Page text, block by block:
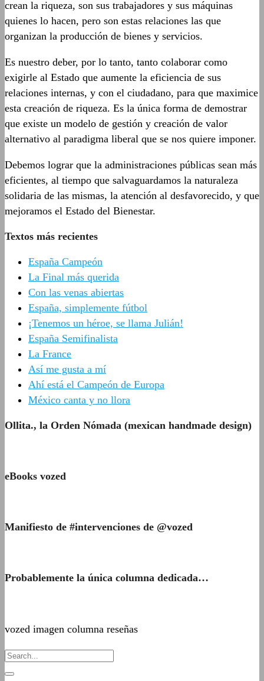
crean la riqueza, son sus trabajadores y sus máquinas
quienes lo hacen, pero son estas relaciones las que
organizan la producción de bienes y servicios.
Es nuestro deber, por lo tanto, tanto colaborar como
exigirle al Estado que aumente la eficiencia de sus
relaciones internas, y con el ciudadano, para que maximice
esta creación de riqueza. Es la única forma de demostrar
que existe un modelo de gestión y creación de valor
alternativo al paradigma liberal que se nos quiere imponer.
Debemos lograr que la administraciones públicas sean más
eficientes, al tiempo que salvaguardamos la naturaleza
solidaria de las mismas, la atención al desfavorecido, y que
mejoramos el Estado del Bienestar.
Textos más recientes
España Campeón
La Final más querida
Con las venas abiertas
España, simplemente fútbol
¡Tenemos un héroe, se llama Julián!
España Semifinalista
La France
Así me gusta a mí
Ahí está el Campeón de Europa
México canta y no llora
Ollita., la Orden Nómada (mexican handmade design)
eBooks vozed
Manifiesto de #intervenciones de @vozed
Probablemente la única columna dedicada…
vozed imagen columna reseñas